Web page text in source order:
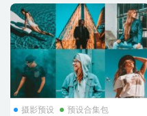
摄影预设 预设合集包